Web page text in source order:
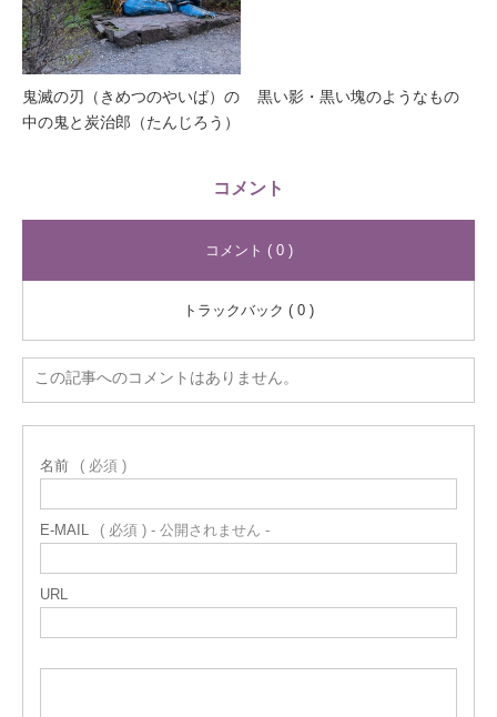
鬼滅の刃（きめつのやいば）の
中の鬼と炭治郎（たんじろう）
黒い影・黒い塊のようなもの
コメント
コメント ( 0 )
トラックバック ( 0 )
この記事へのコメントはありません。
名前 ( 必須 )
E-MAIL ( 必須 ) - 公開されません -
URL